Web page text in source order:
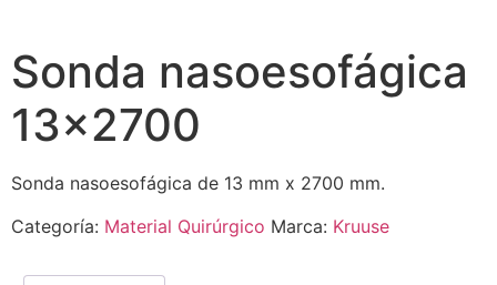
Sonda nasoesofágica
13×2700
Sonda nasoesofágica de 13 mm x 2700 mm.
Categoría: Material Quirúrgico Marca: Kruuse